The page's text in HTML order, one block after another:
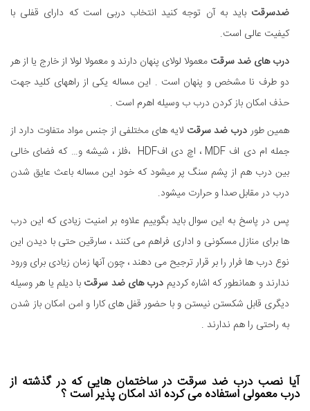
ضدسرقت باید به آن توجه کنید انتخاب دربی است که دارای قفلی با
کیفیت عالی است.
درب های ضد سرقت معمولا لولای پنهان دارند و معمولا لولا از خارج یا از هر
دو طرف نا مشخص و پنهان است . این مساله یکی از راههای کلید جهت
حذف امکان باز کردن درب ب وسیله اهرم است .
همین طور درب ضد سرقت لایه های مختلفی از جنس مواد متفاوت دارد از
جمله ام دی اف MDF ، اچ دی افHDF ،فلز ، شیشه و… که فضای خالی
بین درب هم از پشم سنگ پر میشود که خود این مساله باعث عایق شدن
درب در مقابل صدا و حرارت میشود.
پس در پاسخ به این سوال باید بگوییم علاوه بر امنیت زیادی که این درب
ها برای منازل مسکونی و اداری فراهم می کنند ، سارقین حتی با دیدن این
نوع درب ها فرار را بر قرار ترجیح می دهند ، چون آنها زمان زیادی برای ورود
ندارند و همانطور که اشاره کردیم درب های ضد سرقت با دیلم یا هر وسیله
دیگری قابل شکستن نیستن و با حضور قفل های کارا و امن امکان باز شدن
به راحتی را هم ندارند .
آیا نصب درب ضد سرقت در ساختمان هایی که در گذشته از
درب معمولی استفاده می کرده اند امکان پذیر است ؟